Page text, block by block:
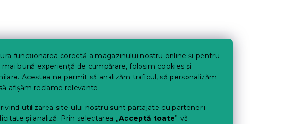
funcționarea corectă a magazinului nostru online și pentru
mai bună experiență de cumpărare, folosim cookies și
Acestea ne permit să analizăm traficul, să personalizăm
afișăm reclame relevante.
utilizarea site-ului nostru sunt partajate cu partenerii
și analiză. Prin selectarea „Acceptă toate” vă
o să vă încânte și nu veți mai renunța la el.
irezistibilă de vară
culori deschise, veți lumina chiar și cel mai